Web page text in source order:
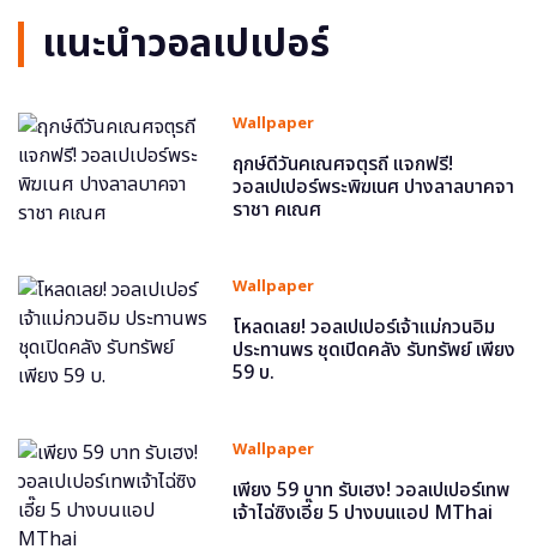
แนะนำวอลเปเปอร์
Wallpaper
ฤกษ์ดีวันคเณศจตุรถี แจกฟรี!
วอลเปเปอร์พระพิฆเนศ ปางลาลบาคจา
ราชา คเณศ
Wallpaper
โหลดเลย! วอลเปเปอร์เจ้าแม่กวนอิม
ประทานพร ชุดเปิดคลัง รับทรัพย์ เพียง
59 บ.
Wallpaper
เพียง 59 บาท รับเฮง! วอลเปเปอร์เทพ
เจ้าไฉ่ซิงเอี๊ย 5 ปางบนแอป MThai